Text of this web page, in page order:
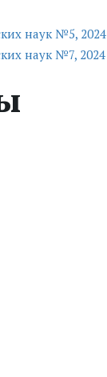
наук №5, 2024
наук №7, 2024